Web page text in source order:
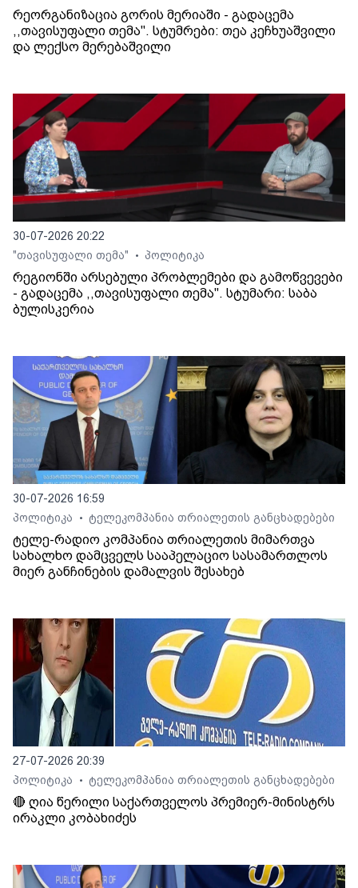
რეორგანიზაცია გორის მერიაში - გადაცემა
,,თავისუფალი თემა". სტუმრები: თეა კეჩხუაშვილი
და ლექსო მერებაშვილი
30-07-2026 20:22
"თავისუფალი თემა"
• პოლიტიკა
რეგიონში არსებული პრობლემები და გამოწვევები
- გადაცემა ,,თავისუფალი თემა". სტუმარი: საბა
ბულისკერია
30-07-2026 16:59
პოლიტიკა
• ტელეკომპანია თრიალეთის განცხადებები
ტელე-რადიო კომპანია თრიალეთის მიმართვა
სახალხო დამცველს სააპელაციო სასამართლოს
მიერ განჩინების დამალვის შესახებ
27-07-2026 20:39
პოლიტიკა
• ტელეკომპანია თრიალეთის განცხადებები
🔴 ღია წერილი საქართველოს პრემიერ-მინისტრს
ირაკლი კობახიძეს